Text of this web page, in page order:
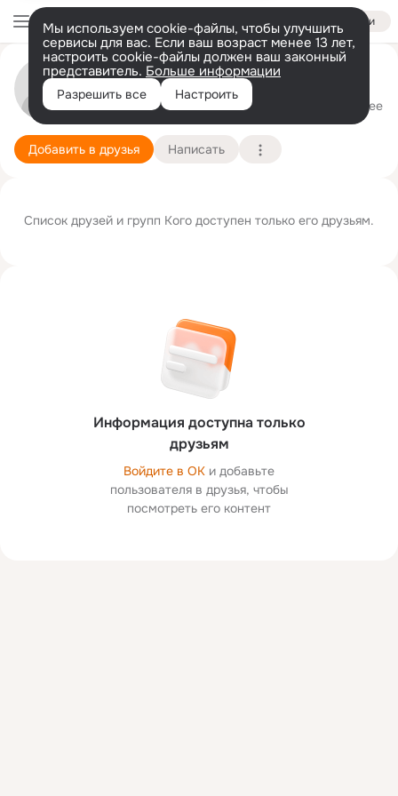
Войти
Мы используем cookie-файлы, чтобы улучшить
сервисы для вас. Если ваш возраст менее 13 лет,
настроить cookie-файлы должен ваш законный
представитель. Больше информации
Разрешить все Настроить
Кто Здесь
лурандия 28 февраля (21 год) Подробнее
Добавить в друзья Написать
Информация доступна только
друзьям
Войдите в ОК и добавьте
пользователя в друзья, чтобы
посмотреть его контент
Список друзей и групп Кого доступен только его друзьям.